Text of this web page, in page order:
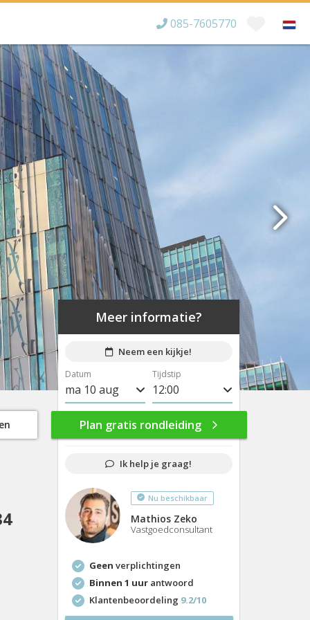
085-7605770
Bereikbaar tot
Meer informatie?
Neem een kijkje!
Datum
ma 10 aug
di 11 aug
wo 12 aug
do 13 aug
vr 14 aug
ma 17 aug
wo 19 aug
do 20 aug
Tijdstip
8:00
8:30
9:00
9:30
10:00
10:30
11:30
Plan gratis rondleiding
Ik help je graag!
Nu beschikbaar
Mathios Zeko
Vastgoedconsultant
Geen verplichtingen
Binnen 1 uurantwoord
Klantenbeoordeling 9.2/10